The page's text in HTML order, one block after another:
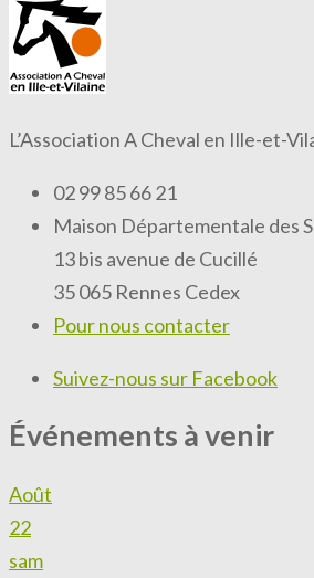
L’Association A Cheval en Ille-et-
02 99 85 66 21
Maison Départementale des
13 bis avenue de Cucillé
35 065 Rennes Cedex
Pour nous contacter
Suivez-nous sur Facebook
Événements à venir
Août
22
sam